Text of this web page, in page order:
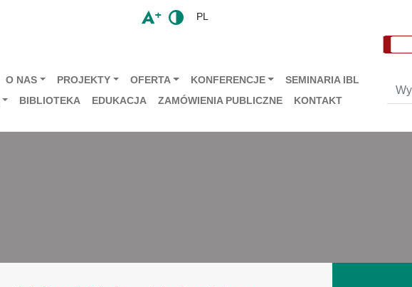
PL
O NAS PROJEKTY OFERTA KONFERENCJE
SEMINARIA IBL
BIBLIOTEKA EDUKACJA ZAMÓWIENIA PUBLICZNE KONTAKT